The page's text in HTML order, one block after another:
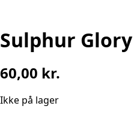
Sulphur Glory
60,00 kr.
Ikke på lager